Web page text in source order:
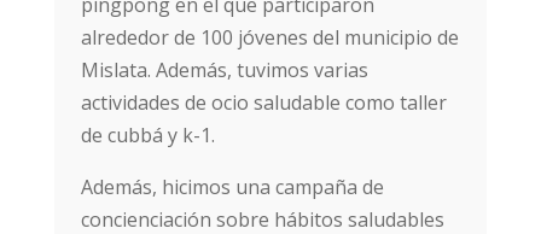
alrededor de 100 jóvenes del municipio de
Mislata. Además, tuvimos varias
actividades de ocio saludable como taller
de cubbá y k-1.
Además, hicimos una campaña de
concienciación sobre hábitos saludables